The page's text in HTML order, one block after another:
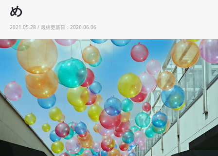
め
2021.05.28 / 最終更新日：2026.06.06